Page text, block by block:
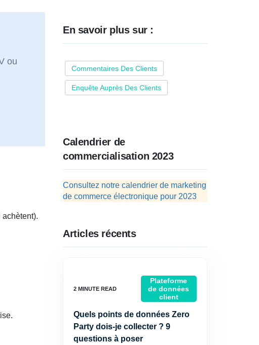
ou
En savoir plus sur :
Commentaires Des Clients
Enquête Auprès Des Clients
Calendrier de
commercialisation 2023
Consultez notre calendrier de marketing
de commerce électronique pour 2023
Articles récents
Plateforme
de données
client
Quels points de données Zero
Party dois-je collecter ? 9
questions à poser